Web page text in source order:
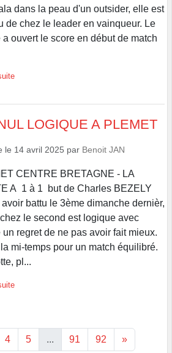
dans la peau d'un outsider, elle est
de chez le leader en vainqueur. Le
a ouvert le score en début de match
LOGIQUE A PLEMET
le 14 avril 2025 par Benoit JAN
CENTRE BRETAGNE - LA
A 1 à 1 but de Charles BEZELY
battu le 3ème dimanche dernièr,
le second est logique avec
un regret de ne pas avoir fait mieux.
mi-temps pour un match équilibré.
pl...
4 5 ... 91 92 »